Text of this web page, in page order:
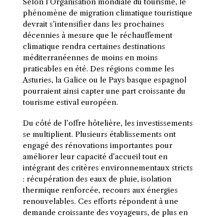
phénomène de migration climatique touristique
devrait s’intensifier dans les prochaines
décennies à mesure que le réchauffement
climatique rendra certaines destinations
méditerranéennes de moins en moins
praticables en été. Des régions comme les
Asturies, la Galice ou le Pays basque espagnol
pourraient ainsi capter une part croissante du
tourisme estival européen.
Du côté de l’offre hôtelière, les investissements
se multiplient. Plusieurs établissements ont
engagé des rénovations importantes pour
améliorer leur capacité d’accueil tout en
intégrant des critères environnementaux stricts
: récupération des eaux de pluie, isolation
thermique renforcée, recours aux énergies
renouvelables. Ces efforts répondent à une
demande croissante des voyageurs, de plus en